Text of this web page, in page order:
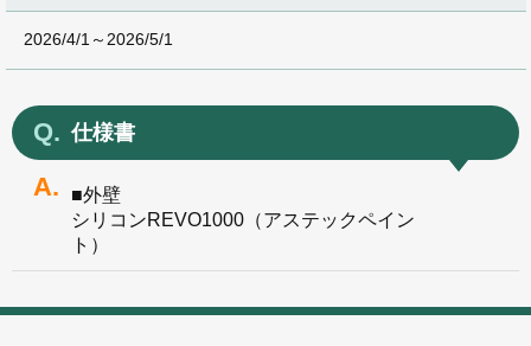
2026/4/1～2026/5/1
仕様書
■外壁
シリコンREVO1000（アステックペイン
ト）